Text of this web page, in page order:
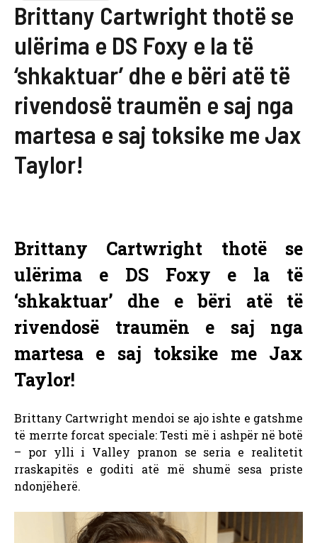
Brittany Cartwright thotë se
ulërima e DS Foxy e la të
‘shkaktuar’ dhe e bëri atë të
rivendosë traumën e saj nga
martesa e saj toksike me Jax
Taylor!
Brittany Cartwright thotë se
ulërima e DS Foxy e la të
‘shkaktuar’ dhe e bëri atë të
rivendosë traumën e saj nga
martesa e saj toksike me Jax
Taylor!
Brittany Cartwright mendoi se ajo ishte e gatshme
të merrte forcat speciale: Testi më i ashpër në botë
– por ylli i Valley pranon se seria e realitetit
rraskapitës e goditi atë më shumë sesa priste
ndonjëherë.